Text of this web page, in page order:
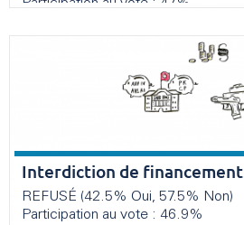
Participation au vote : 47%
Interdiction de financement
REFUSÉ (42.5% Oui, 57.5% Non)
Participation au vote : 46.9%